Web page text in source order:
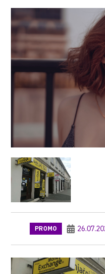
PROMO